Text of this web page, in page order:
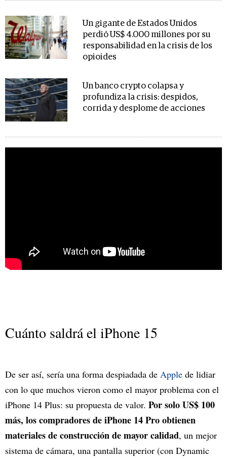
Un gigante de Estados Unidos
perdió US$ 4.000 millones por su
responsabilidad en la crisis de los
opioides
Un banco crypto colapsa y
profundiza la crisis: despidos,
corrida y desplome de acciones
Cuánto saldrá el iPhone 15
De ser así, sería una forma despiadada de Apple de lidiar
con lo que muchos vieron como el mayor problema con el
iPhone 14 Plus: su propuesta de valor. Por solo US$ 100
más, los compradores de iPhone 14 Pro obtienen
materiales de construcción de mayor calidad, un mejor
sistema de cámara, una pantalla superior (con Dynamic